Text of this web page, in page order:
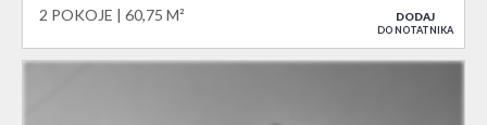
2 POKOJE 60,75 M² DODAJ
DO NOTATNIKA